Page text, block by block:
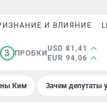
И ВЛИЯНИЕ
3 ПРОБКИ
USD 81,41
EUR 94,06
Ким Зачем депутаты